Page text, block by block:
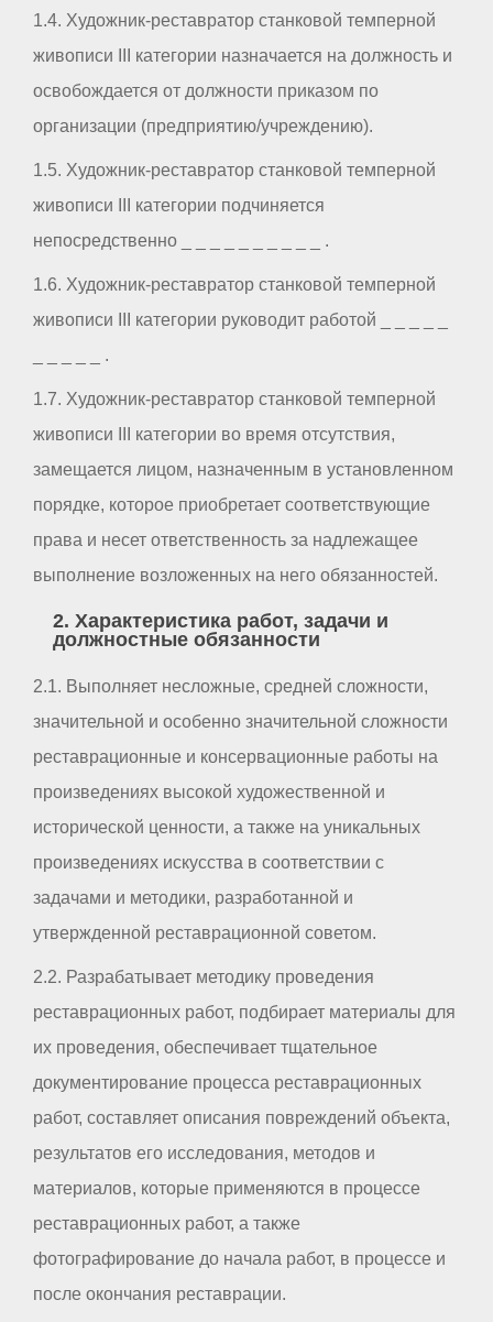
1.4. Художник-реставратор станковой темперной
живописи III категории назначается на должность и
освобождается от должности приказом по
организации (предприятию/учреждению).
1.5. Художник-реставратор станковой темперной
живописи III категории подчиняется
непосредственно _ _ _ _ _ _ _ _ _ _ .
1.6. Художник-реставратор станковой темперной
живописи III категории руководит работой _ _ _ _ _
_ _ _ _ _ .
1.7. Художник-реставратор станковой темперной
живописи III категории во время отсутствия,
замещается лицом, назначенным в установленном
порядке, которое приобретает соответствующие
права и несет ответственность за надлежащее
выполнение возложенных на него обязанностей.
2. Характеристика работ, задачи и
должностные обязанности
2.1. Выполняет несложные, средней сложности,
значительной и особенно значительной сложности
реставрационные и консервационные работы на
произведениях высокой художественной и
исторической ценности, а также на уникальных
произведениях искусства в соответствии с
задачами и методики, разработанной и
утвержденной реставрационной советом.
2.2. Разрабатывает методику проведения
реставрационных работ, подбирает материалы для
их проведения, обеспечивает тщательное
документирование процесса реставрационных
работ, составляет описания повреждений объекта,
результатов его исследования, методов и
материалов, которые применяются в процессе
реставрационных работ, а также
фотографирование до начала работ, в процессе и
после окончания реставрации.